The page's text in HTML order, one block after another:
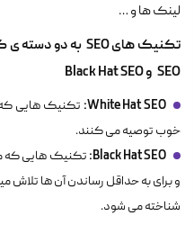
لینک ها و …
تکنیک هایSEO به دو دسته ی
SEO وBlack Hat SEO
White Hat SEO
: تکنیک هایی
خوب توصیه می کنند.
Black Hat SEO
: تکنیک هایی که
شناخته می شود.